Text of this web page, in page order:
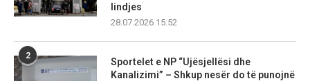
lindjes
28.07.2026 15:52
2
Sportelet e NP “Ujësjellësi dhe
Kanalizimi” – Shkup nesër do të punojnë